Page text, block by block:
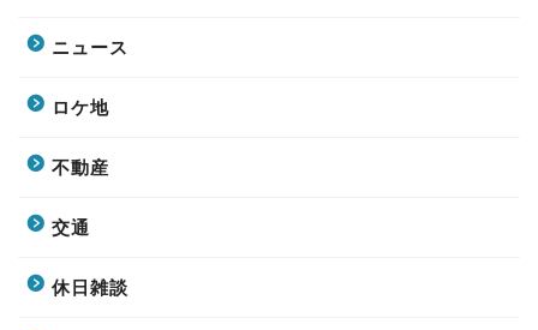
ニュース
ロケ地
不動産
交通
休日雑談